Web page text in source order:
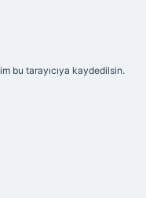
bu tarayıcıya kaydedilsin.